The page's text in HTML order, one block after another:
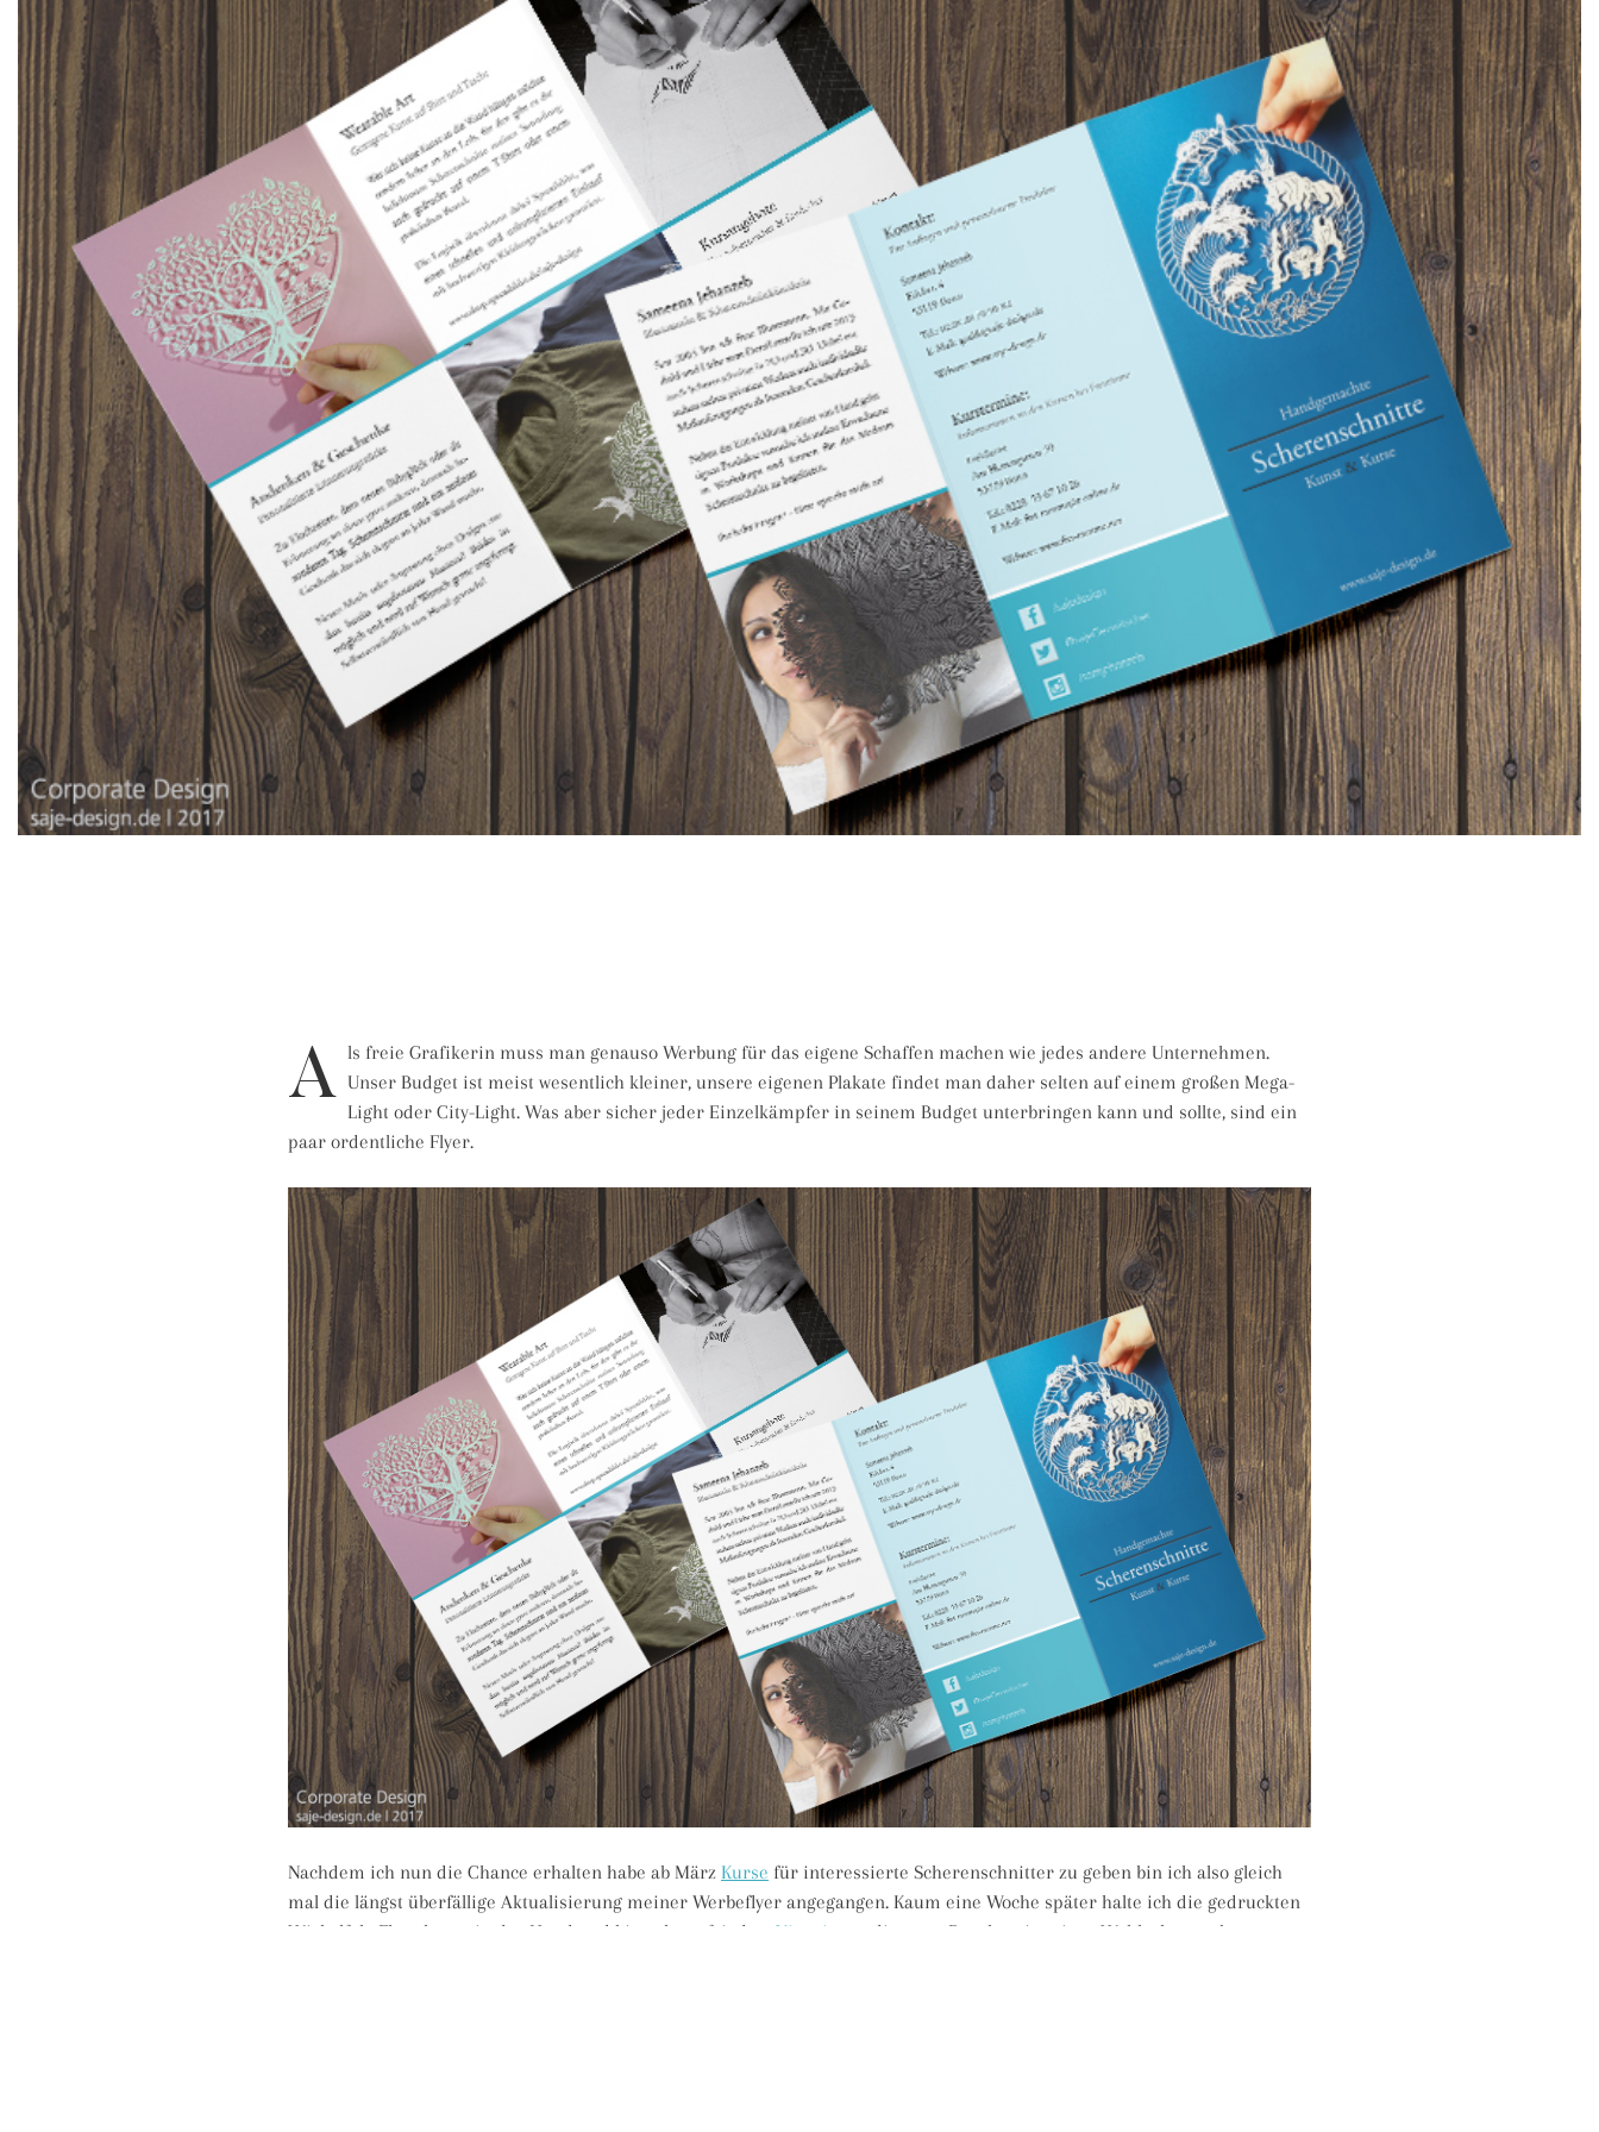
A ls freie Grafikerin muss man genauso Werbung für das eigene Schaffen machen wie jedes andere Unternehmen.
Unser Budget ist meist wesentlich kleiner, unsere eigenen Plakate findet man daher selten auf einem großen Mega-
Light oder City-Light. Was aber sicher jeder Einzelkämpfer in seinem Budget unterbringen kann und sollte, sind ein
paar ordentliche Flyer.
Nachdem ich nun die Chance erhalten habe ab März Kurse für interessierte Scherenschnitter zu geben bin ich also gleich
mal die längst überfällige Aktualisierung meiner Werbeflyer angegangen. Kaum eine Woche später halte ich die gedruckten
Wickelfalz-Flyer heute in der Hand und bin sehr zufrieden. Viaprinto
– die neue Druckerei meiner Wahl – hat saubere